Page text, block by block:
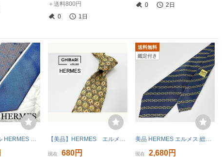
＋送料800円
0
1日
0
2日
新品 近年モデル HERMES エルメス ファソネ リバーシブル ネクタイ シルク ペイント ソリッドタイ 無地 スーツ ビジネス タイピン カフス 【美品】HERMES エルメス 花柄 ネクタイ 3本以上 送料無料 メンズ ブラウン 0702010
現在 680円
送料無料
鑑定付き
美品 HERMES エルメス 総柄 シルク ネクタイ フランス製 ネイビー系
現在 2,680円